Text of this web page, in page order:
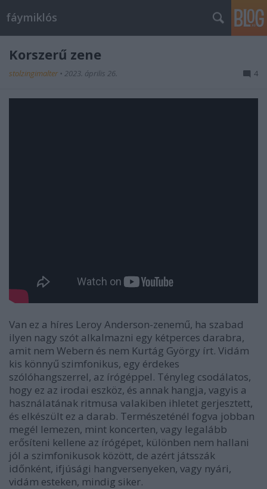
fáymiklós
Korszerű zene
stolzingimalter • 2023. április 26. 4
Van ez a híres Leroy Anderson-zenemű, ha szabad
ilyen nagy szót alkalmazni egy kétperces darabra,
amit nem Webern és nem Kurtág György írt. Vidám
kis könnyű szimfonikus, egy érdekes
szólóhangszerrel, az írógéppel. Tényleg csodálatos,
hogy ez az irodai eszköz, és annak hangja, vagyis a
használatának ritmusa valakiben ihletet gerjesztett,
és elkészült ez a darab. Természeténél fogva jobban
megél lemezen, mint koncerten, vagy legalább
erősíteni kellene az írógépet, különben nem hallani
jól a szimfonikusok között, de azért játsszák
időnként, ifjúsági hangversenyeken, vagy nyári,
vidám esteken, mindig siker.